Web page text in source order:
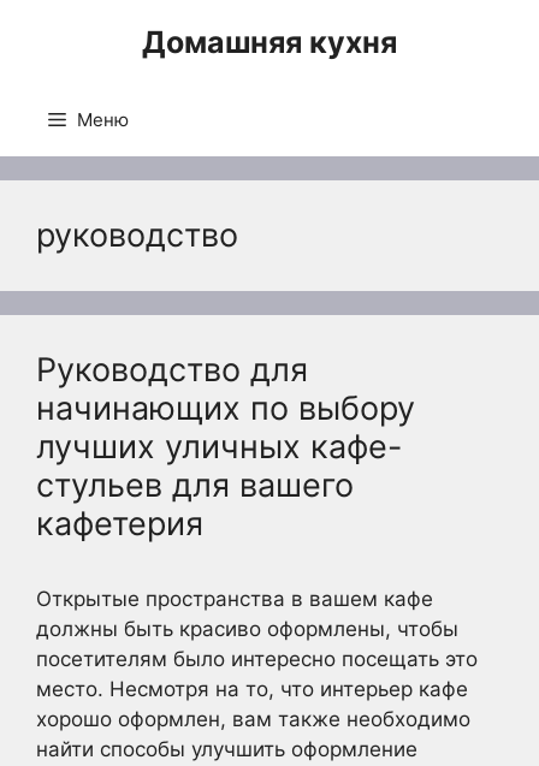
Домашняя кухня
Меню
руководство
Руководство для
начинающих по выбору
лучших уличных кафе-
стульев для вашего
кафетерия
Открытые пространства в вашем кафе
должны быть красиво оформлены, чтобы
посетителям было интересно посещать это
место. Несмотря на то, что интерьер кафе
хорошо оформлен, вам также необходимо
найти способы улучшить оформление